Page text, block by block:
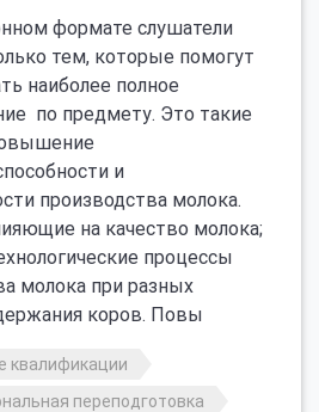
формате слушатели
тем, которые помогут
наиболее полное
по предмету. Это такие
и
производства молока.
на качество молока;
процессы
молока при разных
коров. Повы
квалификации
переподготовка